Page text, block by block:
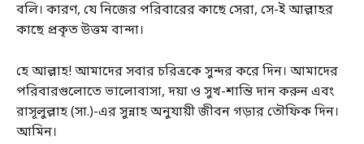
বলি। কারণ, যে নিজের পরিবারের কাছে সেরা, সে-ই আল্লাহর
কাছে প্রকৃত উত্তম বান্দা।
হে আল্লাহ! আমাদের সবার চরিত্রকে সুন্দর করে দিন। আমাদের
পরিবারগুলোতে ভালোবাসা, দয়া ও সুখ-শান্তি দান করুন এবং
রাসূলুল্লাহ (সা.)-এর সুন্নাহ অনুযায়ী জীবন গড়ার তৌফিক দিন।
আমিন।